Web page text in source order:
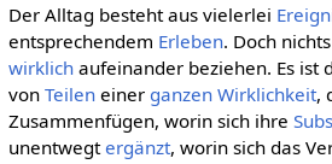
Der Alltag besteht aus vielerlei
entsprechendem Erleben. Doch
wirklichaufeinander beziehen. Es ist
von Teileneiner ganzen Wirklichkeit,
Zusammenfügen, worin sich ihre
unentwegtergänzt, worin sich das